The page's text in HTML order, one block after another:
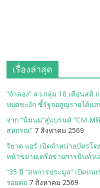
เรื่องล่าสุด
“จำลอง” สว.กลุ่ม 18 เตือนส
หยุดชะงัก ชี้รัฐจ่อสูญรายได้แ
จาก “น้มนม”สู่แบรนด์ “CM
สหกรณ” 7 สิงหาคม 2569
ริยาด แอร์ เปิดจำหน่ายบัตรโ
หน้าขยายเครือข่ายการบินทั่วเ
“35 ปี “สหการประมูล” เปิดเก
รอยต่อ 7 สิงหาคม 2569